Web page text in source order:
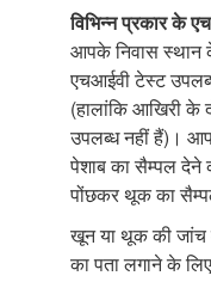
विभिन्न प्रकार के
आपके निवास
एचआईवी टेस्ट
(हालांकि आखिरी के
उपलब्ध नहीं हैं)।
पेशाब का सैम्पल
पोंछकर थूक का
खून या थूक की जांच
का पता लगाने के